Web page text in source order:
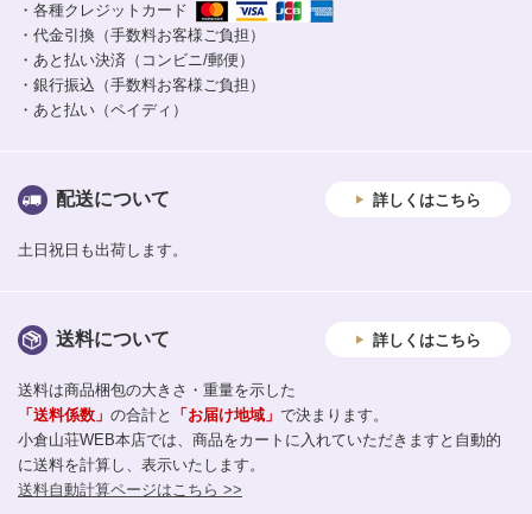
・各種クレジットカード
・代金引換（手数料お客様ご負担）
・あと払い決済（コンビニ/郵便）
・銀行振込（手数料お客様ご負担）
・あと払い（ペイディ）
配送について 詳しくはこちら
土日祝日も出荷します。
送料について 詳しくはこちら
送料は商品梱包の大きさ・重量を示した
「送料係数」 の合計と 「お届け地域」 で決まります。
小倉山荘WEB本店では、商品をカートに入れていただきますと自動的
に送料を計算し、表示いたします。
送料自動計算ページはこちら >>